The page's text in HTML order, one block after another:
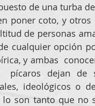
de una turba
poner coto, y
de personas
cualquier opción
y ambas
pícaros dejan de
ideológicos o
lo son tanto que no